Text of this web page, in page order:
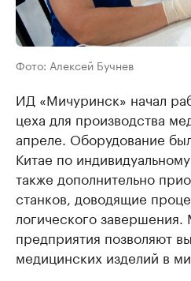
Фото: Алексей Бучнев
ИД «Мичуринск» начал
цеха для производства
апреле. Оборудование
Китае по
также дополнительно
станков, доводящие
логического
предприятия позволяют
медицинских изделий в